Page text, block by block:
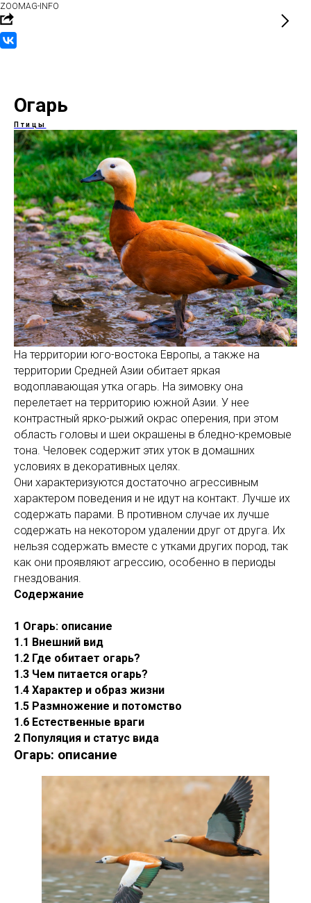
ZOOMAG-INFO
Огарь
Птицы
На территории юго-востока Европы, а также на
территории Средней Азии обитает яркая
водоплавающая утка огарь. На зимовку она
перелетает на территорию южной Азии. У нее
контрастный ярко-рыжий окрас оперения, при этом
область головы и шеи окрашены в бледно-кремовые
тона. Человек содержит этих уток в домашних
условиях в декоративных целях.
Они характеризуются достаточно агрессивным
характером поведения и не идут на контакт. Лучше их
содержать парами. В противном случае их лучше
содержать на некотором удалении друг от друга. Их
нельзя содержать вместе с утками других пород, так
как они проявляют агрессию, особенно в периоды
гнездования.
Содержание
1 Огарь: описание
1.1 Внешний вид
1.2 Где обитает огарь?
1.3 Чем питается огарь?
1.4 Характер и образ жизни
1.5 Размножение и потомство
1.6 Естественные враги
2 Популяция и статус вида
Огарь: описание